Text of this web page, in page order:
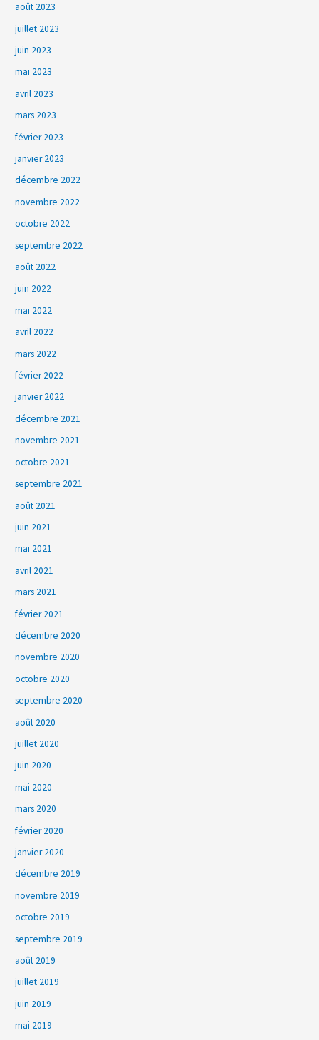
août 2023
juillet 2023
juin 2023
mai 2023
avril 2023
mars 2023
février 2023
janvier 2023
décembre 2022
novembre 2022
octobre 2022
septembre 2022
août 2022
juin 2022
mai 2022
avril 2022
mars 2022
février 2022
janvier 2022
décembre 2021
novembre 2021
octobre 2021
septembre 2021
août 2021
juin 2021
mai 2021
avril 2021
mars 2021
février 2021
décembre 2020
novembre 2020
octobre 2020
septembre 2020
août 2020
juillet 2020
juin 2020
mai 2020
mars 2020
février 2020
janvier 2020
décembre 2019
novembre 2019
octobre 2019
septembre 2019
août 2019
juillet 2019
juin 2019
mai 2019